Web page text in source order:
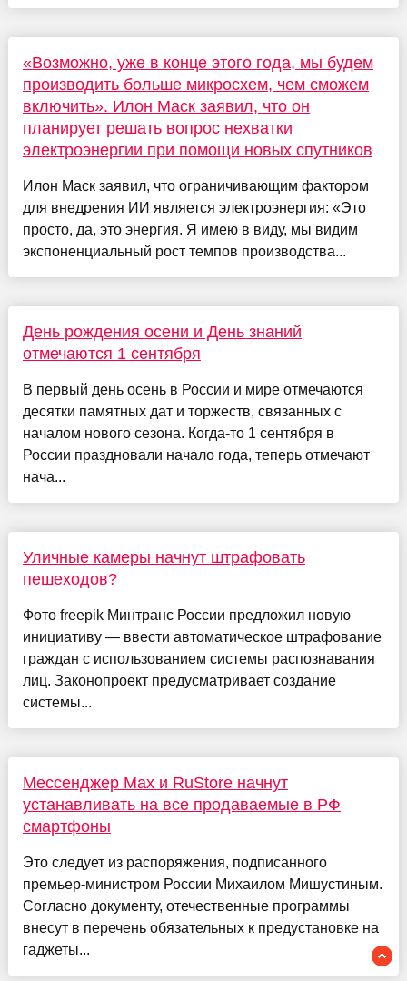
«Возможно, уже в конце этого года, мы будем
производить больше микросхем, чем сможем
включить». Илон Маск заявил, что он
планирует решать вопрос нехватки
электроэнергии при помощи новых спутников
Илон Маск заявил, что ограничивающим фактором
для внедрения ИИ является электроэнергия: «Это
просто, да, это энергия. Я имею в виду, мы видим
экспоненциальный рост темпов производства...
День рождения осени и День знаний
отмечаются 1 сентября
В первый день осень в России и мире отмечаются
десятки памятных дат и торжеств, связанных с
началом нового сезона. Когда-то 1 сентября в
России праздновали начало года, теперь отмечают
нача...
Уличные камеры начнут штрафовать
пешеходов?
Фото freepik Минтранс России предложил новую
инициативу — ввести автоматическое штрафование
граждан с использованием системы распознавания
лиц. Законопроект предусматривает создание
системы...
Мессенджер Max и RuStore начнут
устанавливать на все продаваемые в РФ
смартфоны
Это следует из распоряжения, подписанного
премьер-министром России Михаилом Мишустиным.
Согласно документу, отечественные программы
внесут в перечень обязательных к предустановке на
гаджеты...